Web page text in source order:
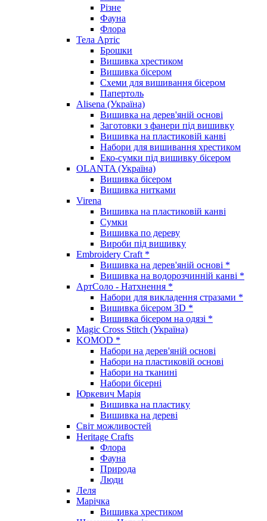
Різне
Фауна
Флора
Тела Артіс
Брошки
Вишивка хрестиком
Вишивка бісером
Схеми для вишивання бісером
Папертоль
Alisena (Україна)
Вишивка на дерев'яній основі
Заготовки з фанери під вишивку
Вишивка на пластиковій канві
Набори для вишивання хрестиком
Еко-сумки під вишивку бісером
OLANTA (Україна)
Вишивка бісером
Вишивка нитками
Virena
Вишивка на пластиковій канві
Сумки
Вишивка по дереву
Вироби під вишивку
Embroidery Craft *
Вишивка на дерев'яній основі *
Вишивка на водорозчинній канві *
АртСоло - Натхнення *
Набори для викладення стразами *
Вишивка бісером 3D *
Вишивка бісером на одязі *
Magic Cross Stitch (Україна)
KOMOD *
Набори на дерев'яній основі
Набори на пластиковій основі
Набори на тканині
Набори бісерні
Юркевич Марія
Вишивка на пластику
Вишивка на дереві
Світ можливостей
Heritage Crafts
Флора
Фауна
Природа
Люди
Леля
Марічка
Вишивка хрестиком